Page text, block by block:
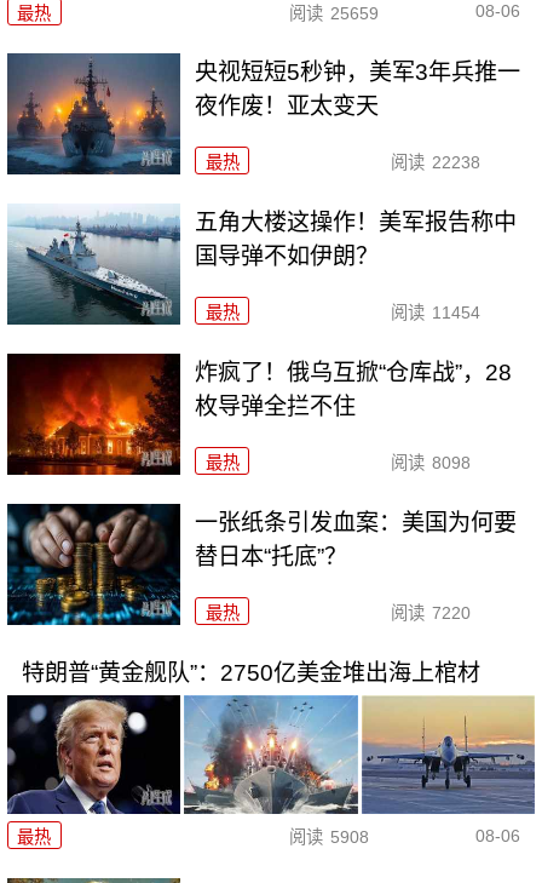
最热 阅读 25659 08-06
央视短短5秒钟，美军3年兵推一
夜作废！亚太变天
最热 阅读 22238
五角大楼这操作！美军报告称中
国导弹不如伊朗？
最热 阅读 11454
炸疯了！俄乌互掀“仓库战”，28
枚导弹全拦不住
最热 阅读 8098
一张纸条引发血案：美国为何要
替日本“托底”？
最热 阅读 7220
特朗普“黄金舰队”：2750亿美金堆出海上棺材
最热 阅读 5908 08-06